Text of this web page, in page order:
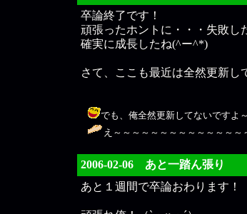
卒論終了です！
頑張ったホントに・・・失敗し
確実に成長したね(^ー^*)
さて、ここも最近は全然更新し
でも、俺全然更新してないですよ
え～～～～～～～～～～～～
2006-02-06 あと一踏ん張り
あと１週間で卒論おわります！